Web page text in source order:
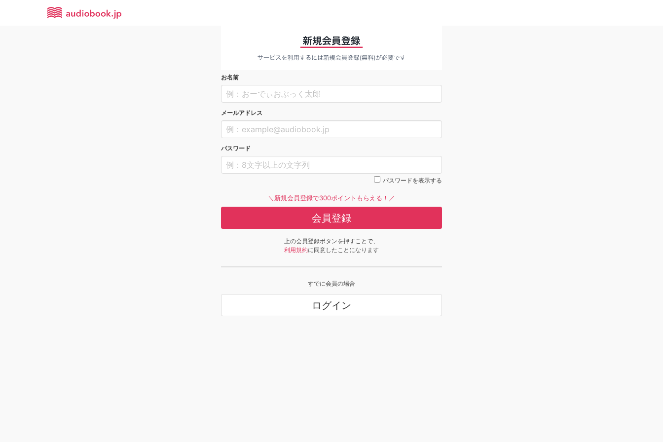
お名前
メールアドレス
パスワード
パスワードを表示する
＼新規会員登録で300ポイントもらえる！／
会員登録
上の会員登録ボタンを押すことで、
利用規約に同意したことになります
すでに会員の場合
ログイン